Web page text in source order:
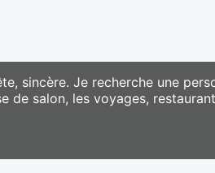
sincère. Je recherche une
de salon, les voyages,